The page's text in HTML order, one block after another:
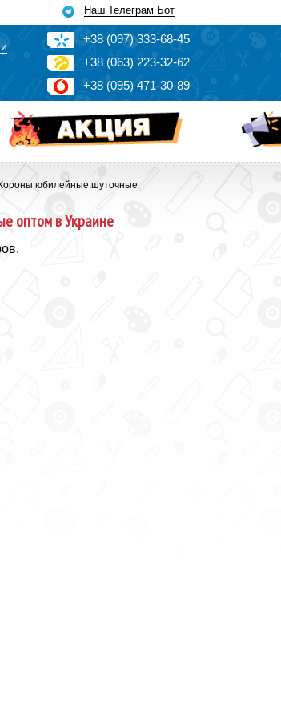
Наш Телеграм Бот
+38 (097)333-68-45
+38 (063) 223-32-62
+38 (095) 471-30-89
Короны юбилейные,шуточные
оптом в Украине